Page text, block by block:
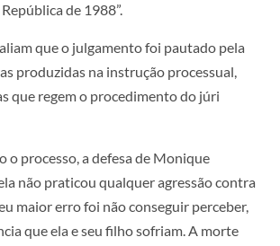
de 1988”.
que o julgamento foi pautado pela
produzidas na instrução processual,
que regem o procedimento do júri
o processo, a defesa de Monique
não praticou qualquer agressão contra
maior erro foi não conseguir perceber,
que ela e seu filho sofriam. A morte